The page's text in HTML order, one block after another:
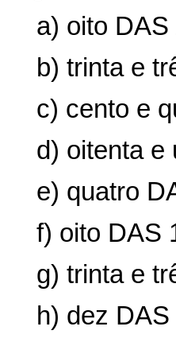
a) oito DAS
b) trinta e
c) cento e
d) oitenta e
e) quatro
f) oito DAS
g) trinta e
h) dez